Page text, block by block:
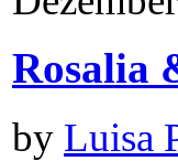
Rosalia
by Luisa